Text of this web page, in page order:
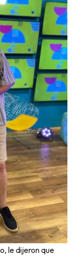
le dijeron que